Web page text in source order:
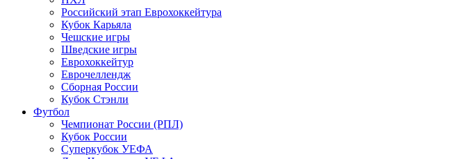
Российский этап Еврохоккейтура
Кубок Карьяла
Чешские игры
Шведские игры
Еврохоккейтур
Еврочеллендж
Сборная России
Кубок Стэнли
Футбол
Чемпионат России (РПЛ)
Кубок России
Суперкубок УЕФА